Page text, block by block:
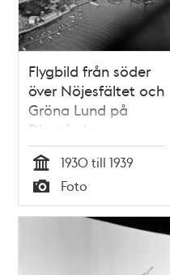
Flygbild från söder
över Nöjesfältet och
Gröna Lund på
Djurgården.
Beckholmen i
fonden.
Tid
1930 till 1939
Typ
Foto